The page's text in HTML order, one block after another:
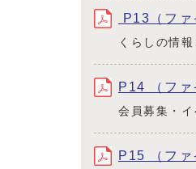
P13（フ
くらしの情
P14 （フ
会員募集・イ
P15 （フ